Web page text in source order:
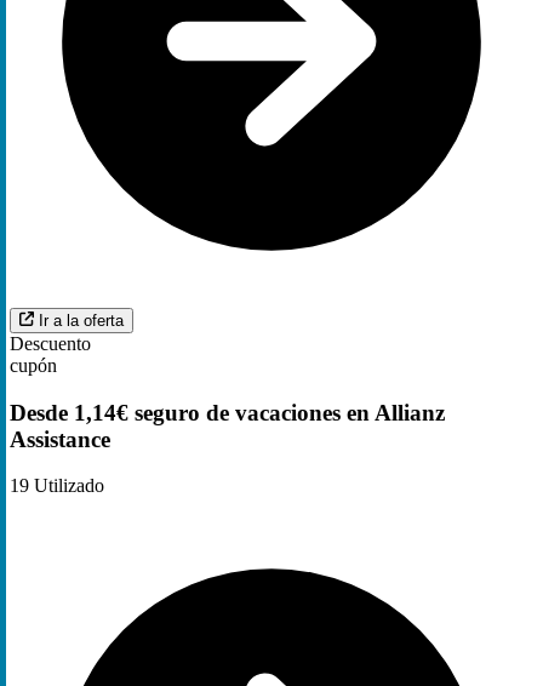
Ir a la oferta
Descuento
cupón
Desde 1,14€ seguro de vacaciones en Allianz
Assistance
19 Utilizado